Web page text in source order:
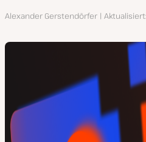
Autor
Alexander Gerstendörfer Aktualisiert